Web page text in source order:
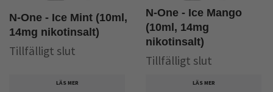
N-One - Ice Mint (10ml,
14mg nikotinsalt)
Tillfälligt slut
LÄS MER
N-One - Ice Mango
(10ml, 14mg
nikotinsalt)
Tillfälligt slut
LÄS MER